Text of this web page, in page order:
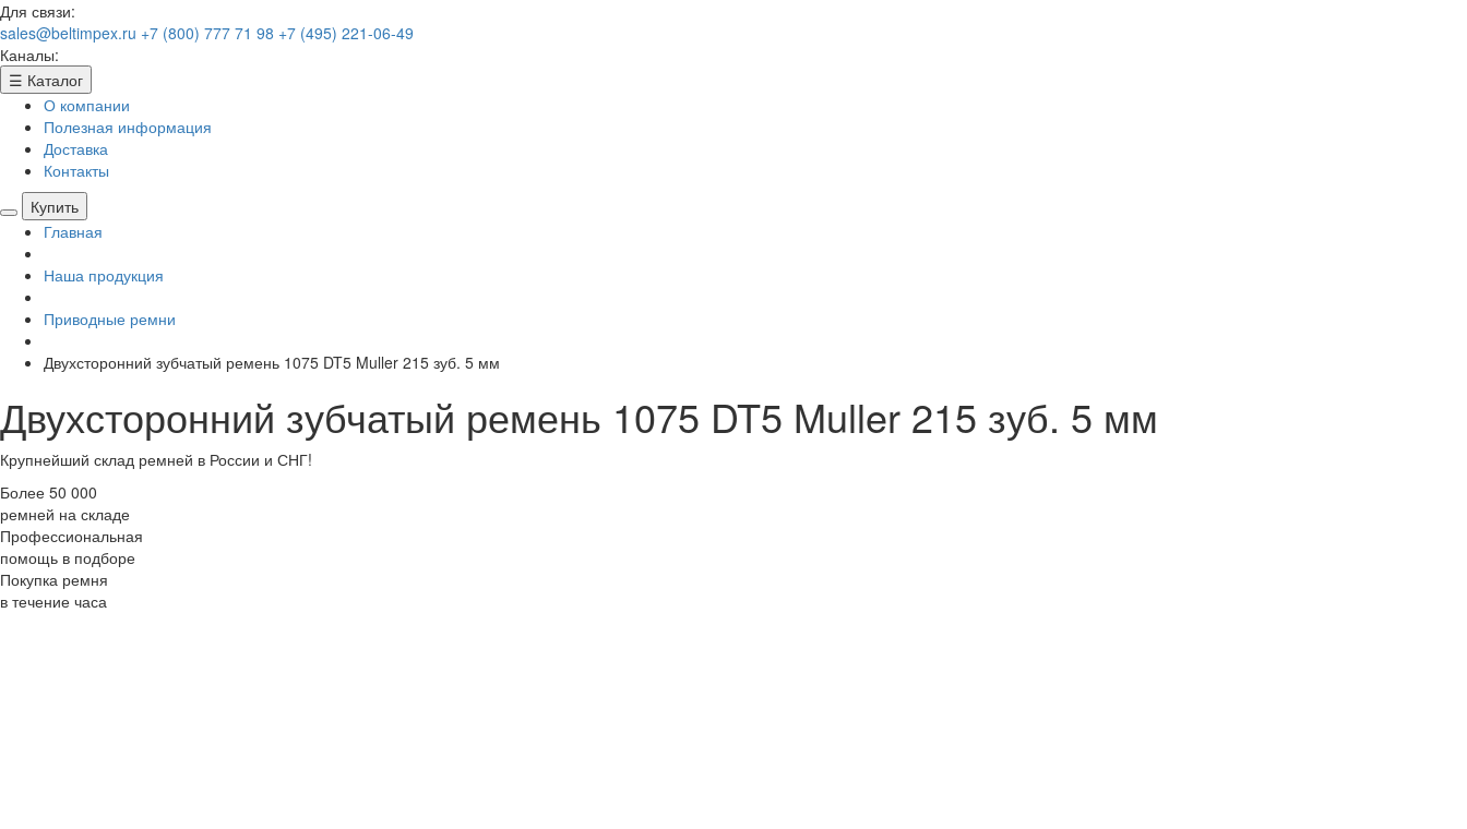
Для связи:
sales@beltimpex.ru +7 (800) 777 71 98 +7 (495) 221-06-49
Каналы:
☰ Каталог
О компании
Полезная информация
Доставка
Контакты
Купить
Главная
Наша продукция
Приводные ремни
Двухсторонний зубчатый ремень 1075 DT5 Muller 215 зуб. 5 мм
Двухсторонний зубчатый ремень 1075 DT5 Muller 215 зуб. 5 мм
Крупнейший склад ремней в России и СНГ!
Более 50 000
ремней на складе
Профессиональная
помощь в подборе
Покупка ремня
в течение часа